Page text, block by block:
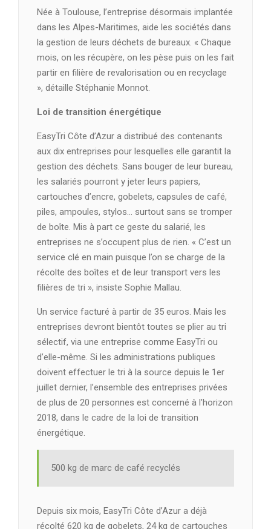
Née à Toulouse, l’entreprise désormais implantée
dans les Alpes-Maritimes, aide les sociétés dans
la gestion de leurs déchets de bureaux. « Chaque
mois, on les récupère, on les pèse puis on les fait
partir en filière de revalorisation ou en recyclage
», détaille Stéphanie Monnot.
Loi de transition énergétique
EasyTri Côte d’Azur a distribué des contenants
aux dix entreprises pour lesquelles elle garantit la
gestion des déchets. Sans bouger de leur bureau,
les salariés pourront y jeter leurs papiers,
cartouches d’encre, gobelets, capsules de café,
piles, ampoules, stylos… surtout sans se tromper
de boîte. Mis à part ce geste du salarié, les
entreprises ne s’occupent plus de rien. « C’est un
service clé en main puisque l’on se charge de la
récolte des boîtes et de leur transport vers les
filières de tri », insiste Sophie Mallau.
Un service facturé à partir de 35 euros. Mais les
entreprises devront bientôt toutes se plier au tri
sélectif, via une entreprise comme EasyTri ou
d’elle-même. Si les administrations publiques
doivent effectuer le tri à la source depuis le 1er
juillet dernier, l’ensemble des entreprises privées
de plus de 20 personnes est concerné à l’horizon
2018, dans le cadre de la loi de transition
énergétique.
500 kg de marc de café recyclés
Depuis six mois, EasyTri Côte d’Azur a déjà
récolté 620 kg de gobelets, 24 kg de cartouches